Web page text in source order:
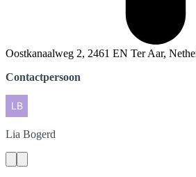
Oostkanaalweg 2, 2461 EN Ter Aar,
Contactpersoon
Lia Bogerd